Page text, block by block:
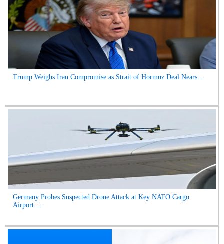
Trump Weighs Iran Compromise as Strait of Hormuz Deal Nears...
Germany Probes Suspected Drone Attack at Key NATO Cargo
Airport ...